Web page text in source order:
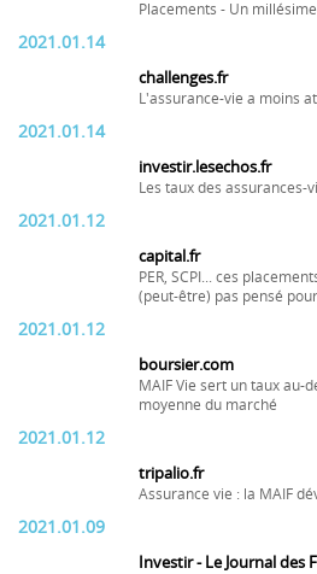
Placements - Un
2021.01.14
challenges.fr
L'assurance-vie a moins
2021.01.14
investir.lesechos.fr
Les taux des assurances-
2021.01.12
capital.fr
PER, SCPI... ces
(peut-être) pas pensé
2021.01.12
boursier.com
MAIF Vie sert un taux au-
moyenne du marché
2021.01.12
tripalio.fr
Assurance vie : la MAIF
2021.01.09
Investir - Le Journal des